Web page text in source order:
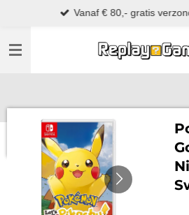
naar
Vanaf € 80,- gratis